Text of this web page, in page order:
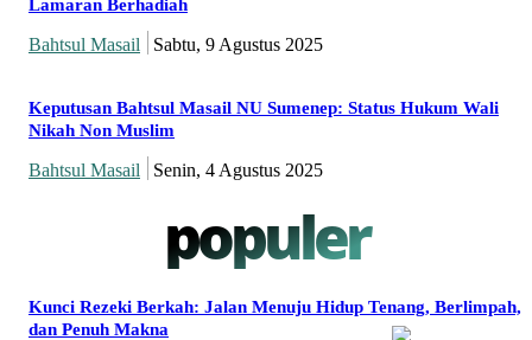
Lamaran Berhadiah
Bahtsul Masail Sabtu, 9 Agustus 2025
Keputusan Bahtsul Masail NU Sumenep: Status Hukum Wali
Nikah Non Muslim
Bahtsul Masail Senin, 4 Agustus 2025
populer
Kunci Rezeki Berkah: Jalan Menuju Hidup Tenang, Berlimpah,
dan Penuh Makna